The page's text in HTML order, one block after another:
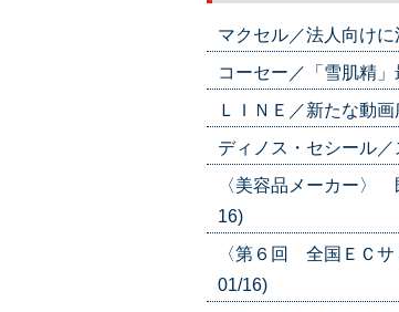
マクセル／法人向け
コーセー／「雪肌精
ＬＩＮＥ／新たな動
ディノス・セシール
〈美容品メーカー〉
16)
〈第６回 全国ＥＣ
01/16)